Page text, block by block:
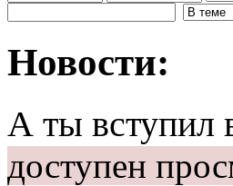
Новости:
А ты вступил
доступен